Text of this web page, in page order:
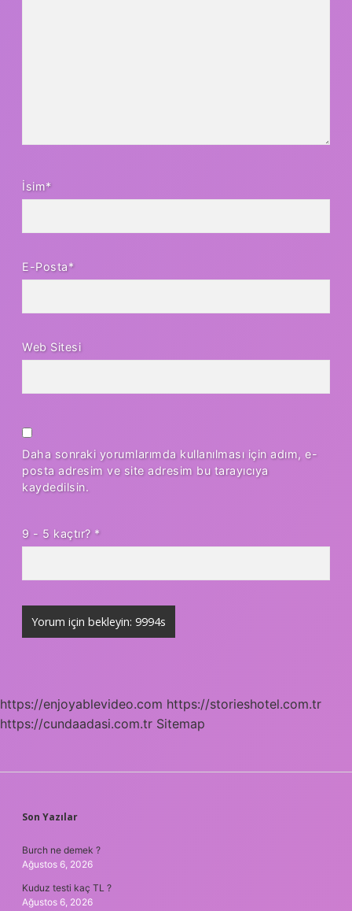
İsim*
E-Posta*
Web Sitesi
Daha sonraki yorumlarımda kullanılması için adım, e-
posta adresim ve site adresim bu tarayıcıya
kaydedilsin.
9 - 5 kaçtır? *
https://enjoyablevideo.com https://storieshotel.com.tr
https://cundaadasi.com.tr Sitemap
SIDEBAR
Son Yazılar
Burch ne demek ?
Ağustos 6, 2026
Kuduz testi kaç TL ?
Ağustos 6, 2026